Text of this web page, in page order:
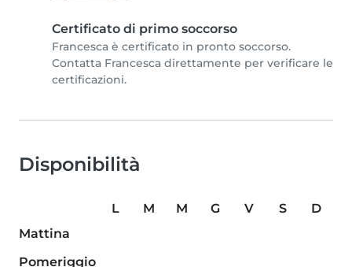
Certificato di primo soccorso
Francesca è certificato in pronto soccorso.
Contatta Francesca direttamente per verificare le
certificazioni.
Disponibilità
L M M G V S
D
Mattina
Pomeriggio